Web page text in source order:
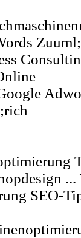
SEO-